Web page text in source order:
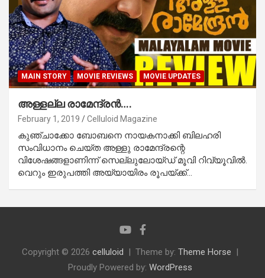
MAIN STORY MOVIE REVIEWS MOVIE UPDATES
അള്ളല്ല രാമേന്ദ്രൻ….
February 1, 2019 Celluloid Magazine
കുഞ്ചാക്കോ ബോബനെ നായകനാക്കി ബിലഹരി
സംവിധാനം ചെയ്ത അള്ളു രാമേന്ദ്രന്റെ
വിശേഷങ്ങളാണിന്ന് സെല്ലുലോയ്ഡ് മൂവി റിവ്യൂവില്‍.
വെറും ഇരുപത്തി അയ്യായിരം രൂപയ്ക്ക്…
Copyright © 2026 celluloid Theme by: Theme Horse
Proudly Powered by: WordPress